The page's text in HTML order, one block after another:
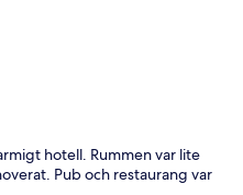
hotell. Rummen var lite
Pub och restaurang var